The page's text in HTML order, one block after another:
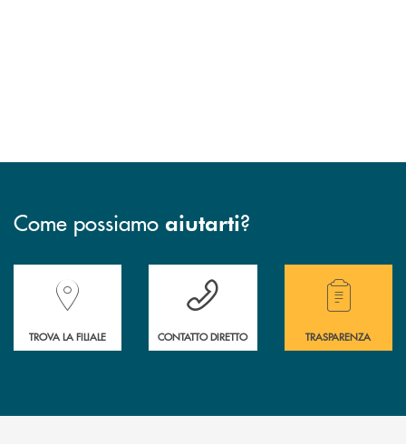
Come possiamo aiutarti?
Accedi all' elenco completo delle filiali della Banca.
TROVA LA FILIALE
Hai bisogno di assistenza immediata?
CONTATTO DIRETTO
Hai bisogno di
TRASPARENZA